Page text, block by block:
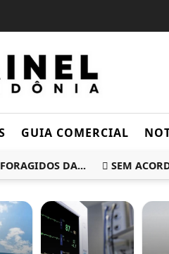
GUIA COMERCIAL
DA... SEM